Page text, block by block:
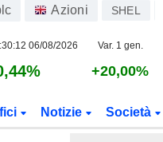
Azioni SHEL
06/08/2026 Var. 1 gen.
+20,00%
Notizie Società